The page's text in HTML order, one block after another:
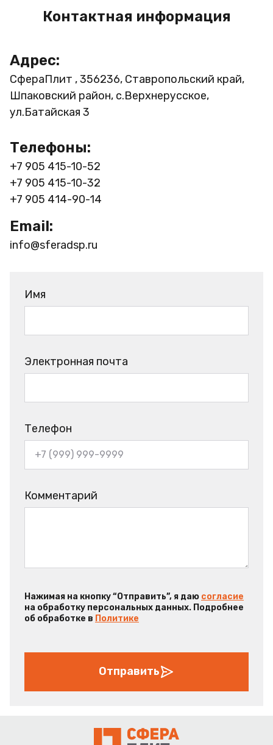
Контактная информация
Адрес:
СфераПлит , 356236, Ставропольский край,
Шпаковский район, с.Верхнерусское,
ул.Батайская 3
Телефоны:
+7 905 415-10-52
+7 905 415-10-32
+7 905 414-90-14
Email:
info@sferadsp.ru
Имя
Электронная почта
Телефон
Комментарий
Нажимая на кнопку “Отправить”, я даю согласие
на обработку персональных данных. Подробнее
об обработке в Политике
Отправить